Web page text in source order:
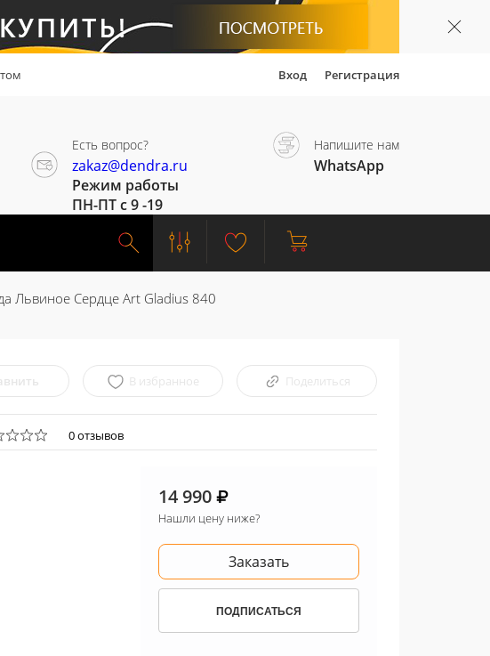
Вход Регистрация
Есть вопрос?
zakaz@dendra.ru
Режим работы
ПН-ПТ с 9 -19
Напишите нам
WhatsApp
Львиное Сердце Art Gladius 840
В избранное Поделиться
0 отзывов
14 990
Нашли цену ниже?
Заказать
ПОДПИСАТЬСЯ